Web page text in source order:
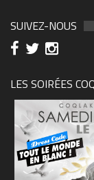
SUIVEZ-NOUS
LES SOIRÉES